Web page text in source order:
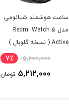
ساعت هوشمند شیائومی
مدل Redmi Watch 5
Active ( نسخه گلوبال )
5,600,000 7٪
5,212,000 تومان